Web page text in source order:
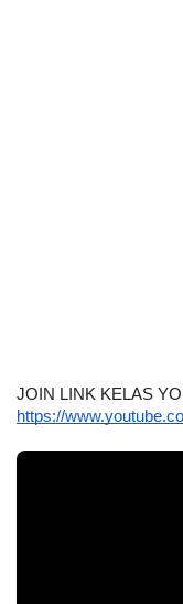
JOIN LINK KELAS
https://